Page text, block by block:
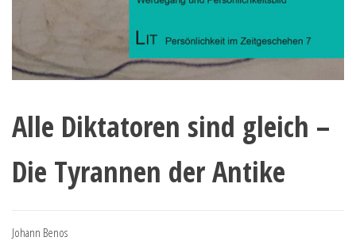
Alle Diktatoren sind gleich –
Die Tyrannen der Antike
Johann Benos